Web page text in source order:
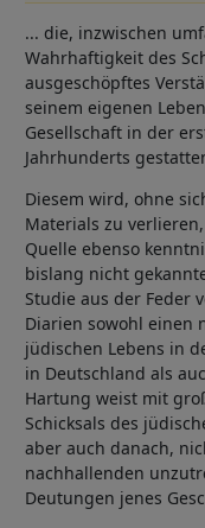
... die, inzwischen
Wahrhaftigkeit des
ausgeschöpftes
seinem eigenen
Gesellschaft in der
Jahrhunderts
Diesem wird, ohne
Materials zu
Quelle ebenso
bislang nicht
Studie aus der Feder
Diarien sowohl einen
jüdischen Lebens in
in Deutschland als
Hartung weist mit
Schicksals des
aber auch danach,
nachhallenden
Deutungen jenes